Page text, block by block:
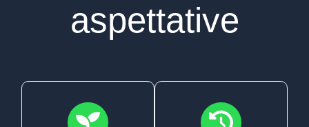
aspettative